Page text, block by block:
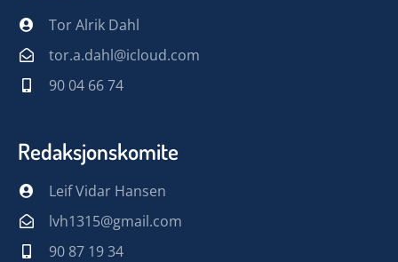
Tor Alrik Dahl
tor.a.dahl@icloud.com
90 04 66 74
Redaksjonskomite
Leif Vidar Hansen
lvh1315@gmail.com
90 87 19 34